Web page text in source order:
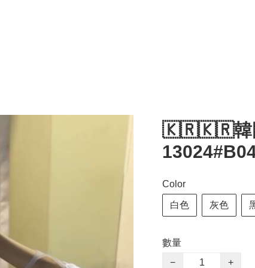
🇰🇷🇰🇷韓
Color
白色 灰色
數量
−
+